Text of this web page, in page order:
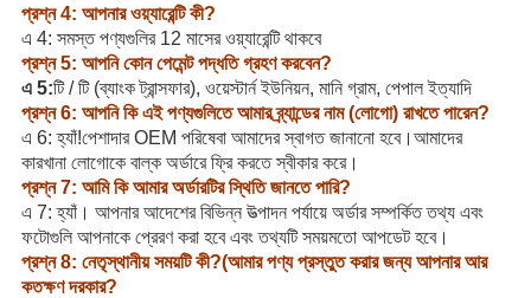
প্রশ্ন 4: আপনার ওয়্যারেন্টি কী?
এ 4: সমস্ত পণ্যগুলির 12 মাসের ওয়্যারেন্টি থাকবে
প্রশ্ন 5: আপনি কোন পেমেন্ট পদ্ধতি গ্রহণ করবেন?
এ 5:টি / টি (ব্যাংক ট্রান্সফার), ওয়েস্টার্ন ইউনিয়ন, মানি গ্রাম, পেপাল ইত্যাদি
প্রশ্ন 6: আপনি কি এই পণ্যগুলিতে আমার ব্র্যান্ডের নাম (লোগো) রাখতে পারেন?
এ 6: হ্যাঁ!পেশাদার OEM পরিষেবা আমাদের স্বাগত জানানো হবে।আমাদের
কারখানা লোগোকে বাল্ক অর্ডারে ফ্রি করতে স্বীকার করে।
প্রশ্ন 7: আমি কি আমার অর্ডারটির স্থিতি জানতে পারি?
এ 7: হ্যাঁ। আপনার আদেশের বিভিন্ন উত্পাদন পর্যায়ে অর্ডার সম্পর্কিত তথ্য এবং
ফটোগুলি আপনাকে প্রেরণ করা হবে এবং তথ্যটি সময়মতো আপডেট হবে।
প্রশ্ন 8: নেতৃস্থানীয় সময়টি কী?(আমার পণ্য প্রস্তুত করার জন্য আপনার আর
কতক্ষণ দরকার?